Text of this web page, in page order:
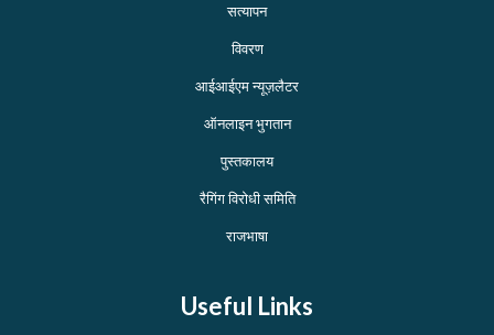
सत्यापन
विवरण
आईआईएम न्यूज़लैटर
ऑनलाइन भुगतान
पुस्तकालय
रैगिंग विरोधी समिति
राजभाषा
Useful Links